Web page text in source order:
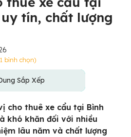
tín, chất lượng
bình chọn)
Sắp Xếp
cho thuê xe cẩu tại Bình
khó khăn đối với nhiều
lâu năm và chất lượng